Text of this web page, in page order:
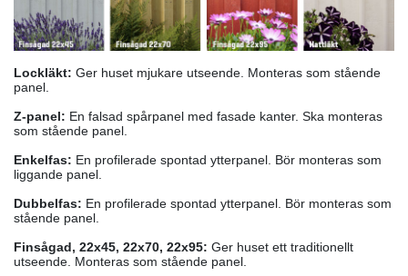
Lockläkt: Ger huset mjukare utseende. Monteras som stående
panel.
Z-panel: En falsad spårpanel med fasade kanter. Ska monteras
som stående panel.
Enkelfas: En profilerade spontad ytterpanel. Bör monteras som
liggande panel.
Dubbelfas: En profilerade spontad ytterpanel. Bör monteras som
stående panel.
Finsågad, 22x45, 22x70, 22x95: Ger huset ett traditionellt
utseende. Monteras som stående panel.